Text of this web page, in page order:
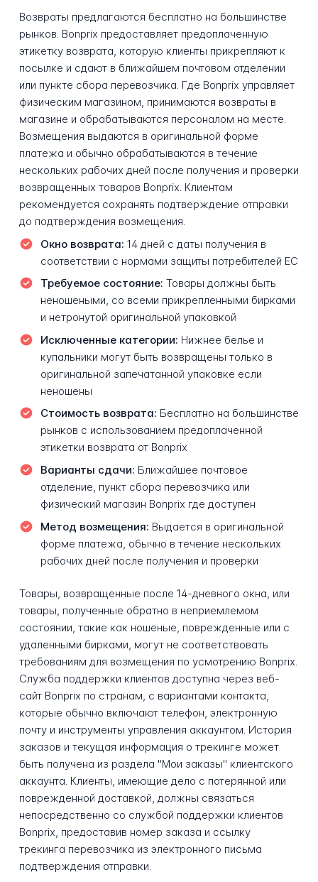
Возвраты предлагаются бесплатно на большинстве
рынков. Bonprix предоставляет предоплаченную
этикетку возврата, которую клиенты прикрепляют к
посылке и сдают в ближайшем почтовом отделении
или пункте сбора перевозчика. Где Bonprix управляет
физическим магазином, принимаются возвраты в
магазине и обрабатываются персоналом на месте.
Возмещения выдаются в оригинальной форме
платежа и обычно обрабатываются в течение
нескольких рабочих дней после получения и проверки
возвращенных товаров Bonprix. Клиентам
рекомендуется сохранять подтверждение отправки
до подтверждения возмещения.
Окно возврата: 14 дней с даты получения в
соответствии с нормами защиты потребителей ЕС
Требуемое состояние: Товары должны быть
неношеными, со всеми прикрепленными бирками
и нетронутой оригинальной упаковкой
Исключенные категории: Нижнее белье и
купальники могут быть возвращены только в
оригинальной запечатанной упаковке если
неношены
Стоимость возврата: Бесплатно на большинстве
рынков с использованием предоплаченной
этикетки возврата от Bonprix
Варианты сдачи: Ближайшее почтовое
отделение, пункт сбора перевозчика или
физический магазин Bonprix где доступен
Метод возмещения: Выдается в оригинальной
форме платежа, обычно в течение нескольких
рабочих дней после получения и проверки
Товары, возвращенные после 14-дневного окна, или
товары, полученные обратно в неприемлемом
состоянии, такие как ношеные, поврежденные или с
удаленными бирками, могут не соответствовать
требованиям для возмещения по усмотрению Bonprix.
Служба поддержки клиентов доступна через веб-
сайт Bonprix по странам, с вариантами контакта,
которые обычно включают телефон, электронную
почту и инструменты управления аккаунтом. История
заказов и текущая информация о трекинге может
быть получена из раздела "Мои заказы" клиентского
аккаунта. Клиенты, имеющие дело с потерянной или
поврежденной доставкой, должны связаться
непосредственно со службой поддержки клиентов
Bonprix, предоставив номер заказа и ссылку
трекинга перевозчика из электронного письма
подтверждения отправки.